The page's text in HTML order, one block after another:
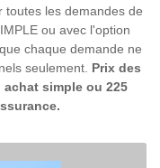
toutes les demandes de
ou avec l'option
chaque demande ne
seulement. Prix des
simple ou 225